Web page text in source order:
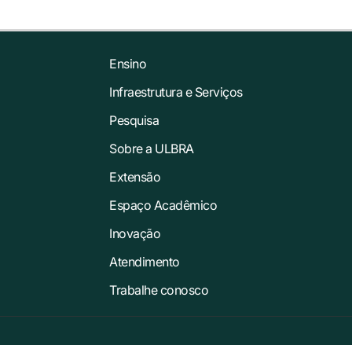
Ensino
Infraestrutura e Serviços
Pesquisa
Sobre a ULBRA
Extensão
Espaço Acadêmico
Inovação
Atendimento
Trabalhe conosco